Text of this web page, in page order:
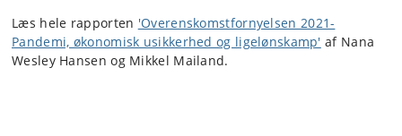
Læs hele rapporten 'Overenskomstfornyelsen 2021-
Pandemi, økonomisk usikkerhed og ligelønskamp' af Nana
Wesley Hansen og Mikkel Mailand.